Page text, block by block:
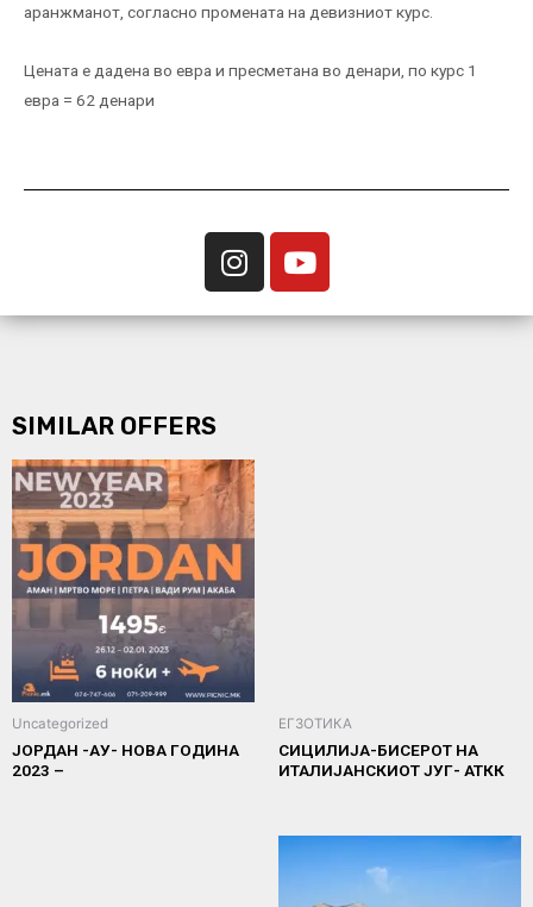
аранжманот, согласно промената на девизниот курс.
Цената е дадена во евра и пресметана во денари, по курс 1
еврa = 62 денари
SIMILAR OFFERS
Uncategorized
ЈОРДАН -АУ- НОВА ГОДИНА
2023 –
ЕГЗОТИКА
СИЦИЛИЈА-БИСЕРОТ НА
ИТАЛИЈАНСКИОТ ЈУГ- АТКК